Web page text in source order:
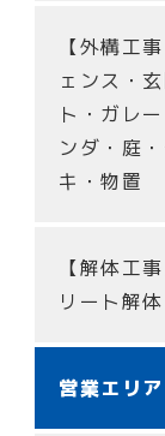
【外構工
ェンス・
ト・ガレ
ンダ・庭
キ・物置
【解体工
リート解
営業エリア